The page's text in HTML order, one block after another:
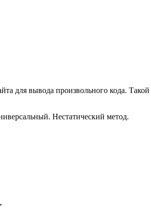
для вывода произвольного кода.
Нестатический метод.